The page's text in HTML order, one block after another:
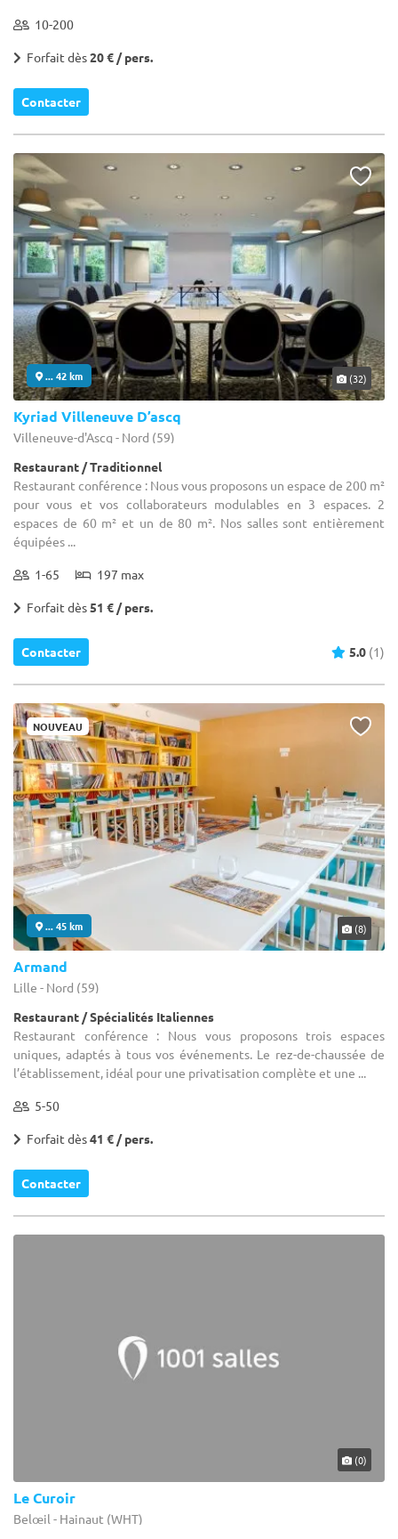
10-200
Forfait dès20 € / pers.
Contacter
... 42 km (32)
Kyriad Villeneuve D’ascq
Villeneuve-d'Ascq - Nord (59)
Restaurant / Traditionnel
Restaurant conférence : Nous vous proposons un espace de 200 m²
pour vous et vos collaborateurs modulables en 3 espaces. 2
espaces de 60 m² et un de 80 m². Nos salles sont entièrement
équipées ...
1-65 197 max
Forfait dès51 € / pers.
Contacter 5.0 (1)
NOUVEAU
... 45 km (8)
Armand
Lille - Nord (59)
Restaurant / Spécialités Italiennes
Restaurant conférence : Nous vous proposons trois espaces
uniques, adaptés à tous vos événements. Le rez-de-chaussée de
l’établissement, idéal pour une privatisation complète et une ...
5-50
Forfait dès41 € / pers.
Contacter
(0)
Le Curoir
Belœil - Hainaut (WHT)